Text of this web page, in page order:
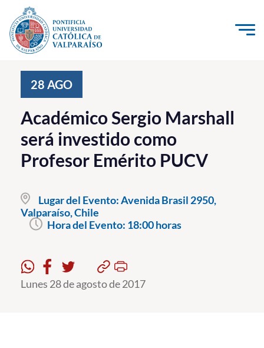
Click acá para ir directamente al contenido
Investigación, Creación e Innovación
PUCV Internacional
Vinculación con el Medio
Pregrado
Postgrado
Formación Continua
28 AGO
Académico Sergio Marshall
será investido como
Profesor Emérito PUCV
Lugar del Evento:Avenida Brasil 2950,
Valparaíso, Chile
Hora del Evento: 18:00 horas
Lunes 28 de agosto de 2017